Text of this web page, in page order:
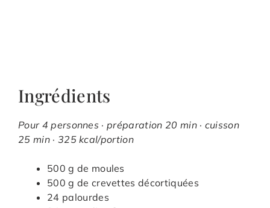
Ingrédients
Pour 4 personnes · préparation 20 min · cuisson
25 min · 325 kcal/portion
500 g de moules
500 g de crevettes décortiquées
24 palourdes